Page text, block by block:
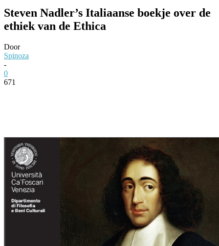
Steven Nadler’s Italiaanse boekje over de
ethiek van de Ethica
Door
Spinoza
-
0
671